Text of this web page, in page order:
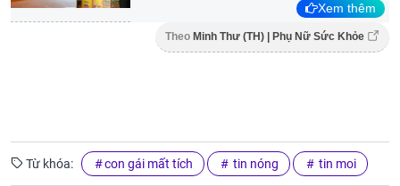
Xem thêm
Theo Minh Thư (TH) | Phụ Nữ Sức Khỏe
Từ khóa: con gái mất tích tin nóng tin moi